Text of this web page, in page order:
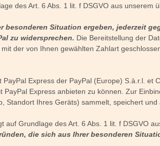
des Art. 6 Abs. 1 lit. f DSGVO aus
Situation ergeben, jederzeit
zu widersprechen. Die Bereitstellung der
der von Ihnen gewählten Zahlart
Express der PayPal (Europe) S.à.r.l.
Express anbieten zu können. Zur
Standort Ihres Geräts) sammelt, speichert
auf Grundlage des Art. 6 Abs. 1 lit. f DSGVO
die sich aus Ihrer besonderen